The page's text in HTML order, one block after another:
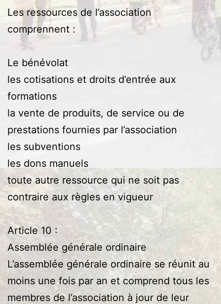
Les ressources de l’association
comprennent :
Le bénévolat
les cotisations et droits d’entrée aux
formations
la vente de produits, de service ou de
prestations fournies par l’association
les subventions
les dons manuels
toute autre ressource qui ne soit pas
contraire aux règles en vigueur
Article 10 :
Assemblée générale ordinaire
L’assemblée générale ordinaire se réunit au
moins une fois par an et comprend tous les
membres de l’association à jour de leur